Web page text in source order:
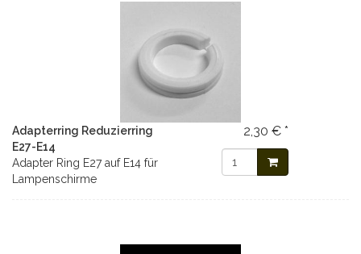
Adapterring Reduzierring
E27-E14
Adapter Ring E27 auf E14 für
Lampenschirme
2,30 € *